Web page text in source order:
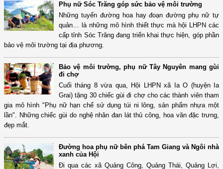
Phụ nữ Sóc Trăng góp sức bảo vệ môi trường
Những tuyến đường hoa hay đoạn đường phụ nữ tự
quản… là những mô hình thiết thực mà hội LHPN các
cấp tỉnh Sóc Trăng đang triển khai thực hiện, góp phần
bảo vệ môi trường tại địa phương.
Bảo vệ môi trường, phụ nữ Tây Nguyên mang gùi
đi chợ
Cuối tháng 8 vừa qua, Hội LHPN xã Ia O (huyện Ia
Grai) tặng 30 chiếc gùi đi chợ cho các thành viên tham
gia mô hình "Phụ nữ hạn chế sử dụng túi ni lông, sản phẩm nhựa một
lần". Những chiếc gùi do nghệ nhân đan lát thủ công, hoa văn đặc trưng,
đẹp mắt.
Đường hoa phụ nữ bên phá Tam Giang và Ngôi nhà
xanh của Hội
Đi qua các xã Quảng Công, Quảng Thái, Quảng Lợi,